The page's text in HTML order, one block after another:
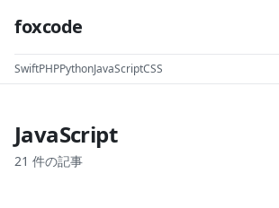
foxcode
SwiftPHPPythonJavaScriptCSS
JavaScript
21 件の記事